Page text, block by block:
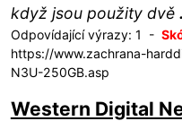
když jsou použity dvě
Odpovídající výrazy: 1 -
https://www.zachrana-
N3U-250GB.asp
Western Digital